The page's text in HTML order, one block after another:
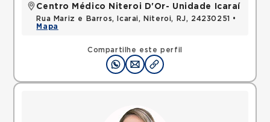
Compartilhe este perfil
Centro Médico Niteroi D'Or- Unidade Icaraí
Rua Mariz e Barros, Icarai, Niteroi, RJ, 24230251 •
Mapa